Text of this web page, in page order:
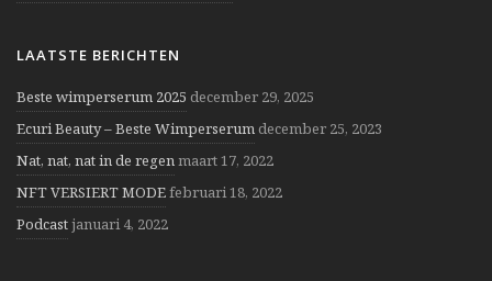
LAATSTE BERICHTEN
Beste wimperserum 2025 december 29, 2025
Ecuri Beauty – Beste Wimperserum december 25, 2023
Nat, nat, nat in de regenmaart 17, 2022
NFT VERSIERT MODEfebruari 18, 2022
Podcastjanuari 4, 2022